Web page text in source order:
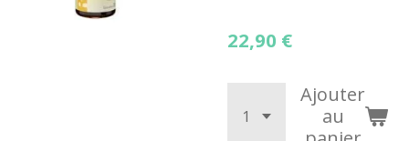
22,90 €
Ajouter
au